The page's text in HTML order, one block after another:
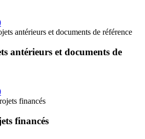
antérieurs et documents de référence
antérieurs et documents de
financés
financés